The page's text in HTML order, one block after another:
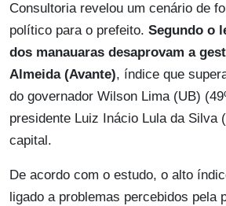
Consultoria revelou um cenário de
político para o prefeito. Segundo o
dos manauaras desaprovam a
Almeida (Avante), índice que
do governador Wilson Lima (UB)
presidente Luiz Inácio Lula da Silva
capital.
De acordo com o estudo, o alto
ligado a problemas percebidos pela